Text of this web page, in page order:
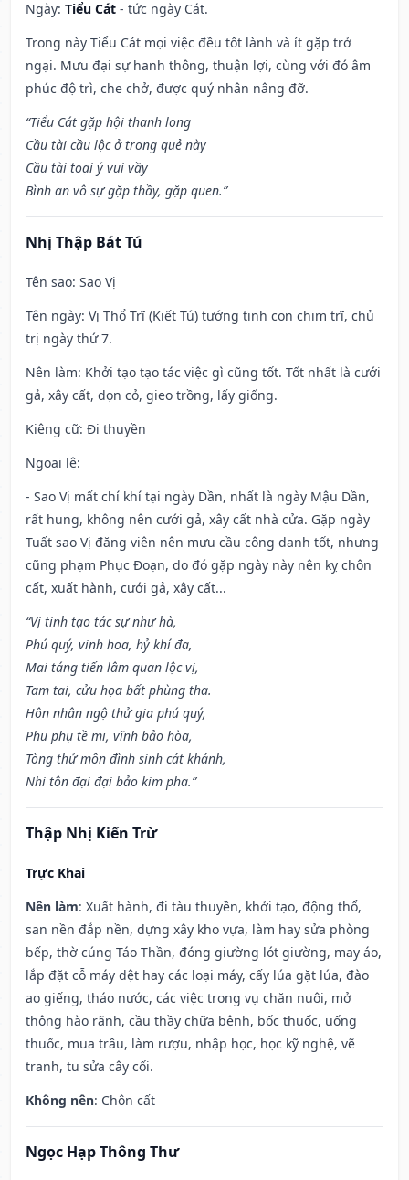
Ngày: Tiểu Cát - tức ngày Cát.
Trong này Tiểu Cát mọi việc đều tốt lành và ít gặp trở
ngại. Mưu đại sự hanh thông, thuận lợi, cùng với đó âm
phúc độ trì, che chở, được quý nhân nâng đỡ.
“Tiểu Cát gặp hội thanh long
Cầu tài cầu lộc ở trong quẻ này
Cầu tài toại ý vui vầy
Bình an vô sự gặp thầy, gặp quen.”
Nhị Thập Bát Tú
Tên sao: Sao Vị
Tên ngày: Vị Thổ Trĩ (Kiết Tú) tướng tinh con chim trĩ, chủ
trị ngày thứ 7.
Nên làm: Khởi tạo tạo tác việc gì cũng tốt. Tốt nhất là cưới
gả, xây cất, dọn cỏ, gieo trồng, lấy giống.
Kiêng cữ: Đi thuyền
Ngoại lệ:
- Sao Vị mất chí khí tại ngày Dần, nhất là ngày Mậu Dần,
rất hung, không nên cưới gả, xây cất nhà cửa. Gặp ngày
Tuất sao Vị đăng viên nên mưu cầu công danh tốt, nhưng
cũng phạm Phục Đoạn, do đó gặp ngày này nên kỵ chôn
cất, xuất hành, cưới gả, xây cất...
“Vị tinh tạo tác sự như hà,
Phú quý, vinh hoa, hỷ khí đa,
Mai táng tiến lâm quan lộc vị,
Tam tai, cửu họa bất phùng tha.
Hôn nhân ngộ thử gia phú quý,
Phu phụ tề mi, vĩnh bảo hòa,
Tòng thử môn đình sinh cát khánh,
Nhi tôn đại đại bảo kim pha.”
Thập Nhị Kiến Trừ
Trực Khai
Nên làm: Xuất hành, đi tàu thuyền, khởi tạo, động thổ,
san nền đắp nền, dựng xây kho vựa, làm hay sửa phòng
bếp, thờ cúng Táo Thần, đóng giường lót giường, may áo,
lắp đặt cỗ máy dệt hay các loại máy, cấy lúa gặt lúa, đào
ao giếng, tháo nước, các việc trong vụ chăn nuôi, mở
thông hào rãnh, cầu thầy chữa bệnh, bốc thuốc, uống
thuốc, mua trâu, làm rượu, nhập học, học kỹ nghệ, vẽ
tranh, tu sửa cây cối.
Không nên: Chôn cất
Ngọc Hạp Thông Thư